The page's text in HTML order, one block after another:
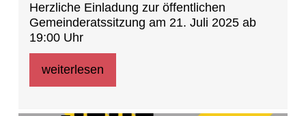
Herzliche Einladung zur öffentlichen
Gemeinderatssitzung am 21. Juli 2025 ab
19:00 Uhr
weiterlesen